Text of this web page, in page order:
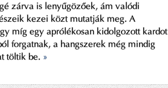
zárva is lenyűgözőek, ám valódi
kezei közt mutatják meg. A
míg egy aprólékosan kidolgozott kardot
forgatnak, a hangszerek még mindig
töltik be. »